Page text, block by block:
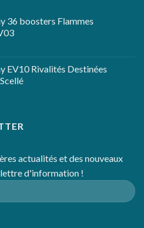
36 boosters Flammes
EV10 Rivalités Destinées
actualités et des nouveaux
lettre d'information !